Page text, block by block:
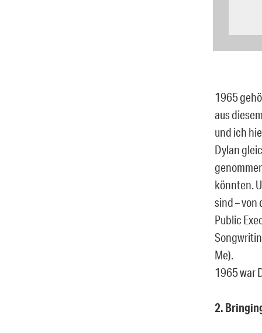
1965
aus
und ich
Dylan
könnten.
sind – von
Public
Me).
1965 war
2.